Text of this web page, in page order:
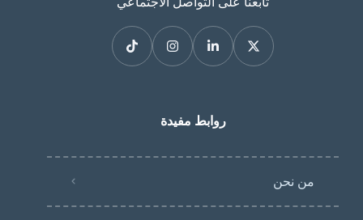
روابط مفيدة
من نحن